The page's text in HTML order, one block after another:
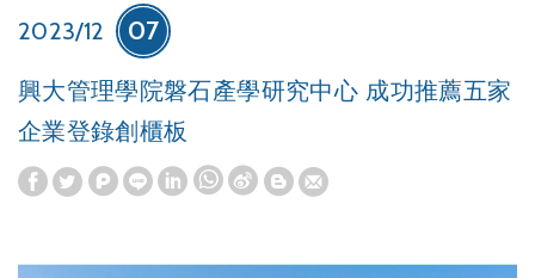
2023/12 07
興大管理學院磐石產學研究中心 成功推薦五家
企業登錄創櫃板